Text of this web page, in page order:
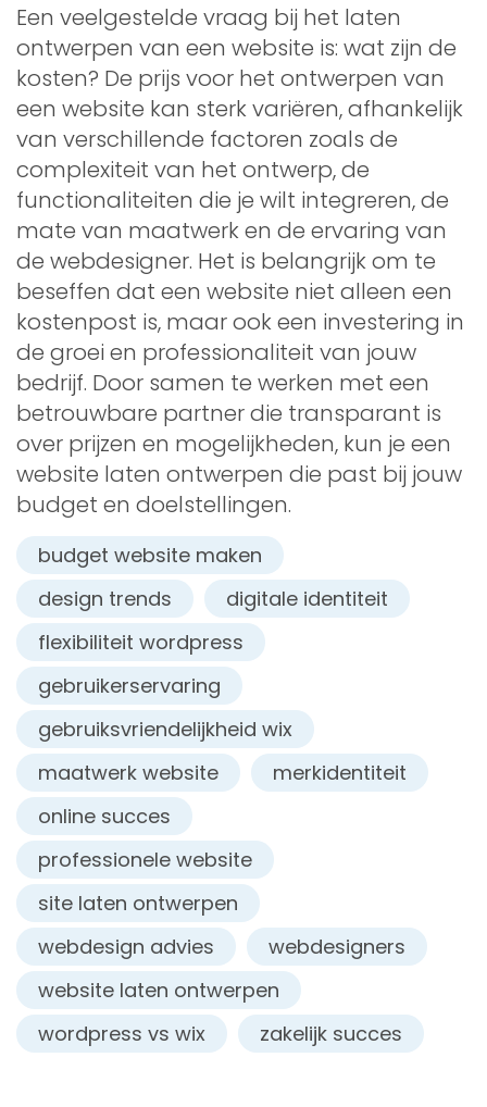
Een veelgestelde vraag bij het laten
ontwerpen van een website is: wat zijn de
kosten? De prijs voor het ontwerpen van
een website kan sterk variëren, afhankelijk
van verschillende factoren zoals de
complexiteit van het ontwerp, de
functionaliteiten die je wilt integreren, de
mate van maatwerk en de ervaring van
de webdesigner. Het is belangrijk om te
beseffen dat een website niet alleen een
kostenpost is, maar ook een investering in
de groei en professionaliteit van jouw
bedrijf. Door samen te werken met een
betrouwbare partner die transparant is
over prijzen en mogelijkheden, kun je een
website laten ontwerpen die past bij jouw
budget en doelstellingen.
budget website maken
design trends
digitale identiteit
flexibiliteit wordpress
gebruikerservaring
gebruiksvriendelijkheid wix
maatwerk website
merkidentiteit
online succes
professionele website
site laten ontwerpen
webdesign advies
webdesigners
website laten ontwerpen
wordpress vs wix
zakelijk succes